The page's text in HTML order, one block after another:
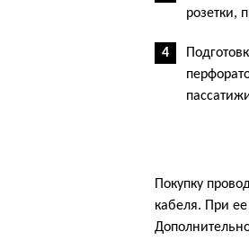
розетки,
Покупку
кабеля. При ее